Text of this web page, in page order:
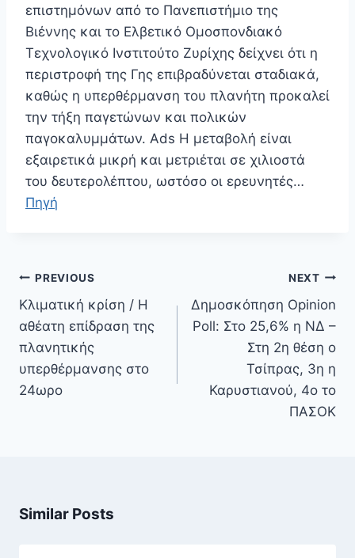
επιστημόνων από το Πανεπιστήμιο της
Βιέννης και το Ελβετικό Ομοσπονδιακό
Τεχνολογικό Ινστιτούτο Ζυρίχης δείχνει ότι η
περιστροφή της Γης επιβραδύνεται σταδιακά,
καθώς η υπερθέρμανση του πλανήτη προκαλεί
την τήξη παγετώνων και πολικών
παγοκαλυμμάτων. Ads Η μεταβολή είναι
εξαιρετικά μικρή και μετριέται σε χιλιοστά
του δευτερολέπτου, ωστόσο οι ερευνητές…
Πηγή
Πλοήγηση
άρθρων
PREVIOUS
Κλιματική κρίση / Η
αθέατη επίδραση της
πλανητικής
υπερθέρμανσης στο
24ωρο
NEXT
Δημοσκόπηση Opinion
Poll: Στο 25,6% η ΝΔ –
Στη 2η θέση ο
Τσίπρας, 3η η
Καρυστιανού, 4ο το
ΠΑΣΟΚ
Similar Posts